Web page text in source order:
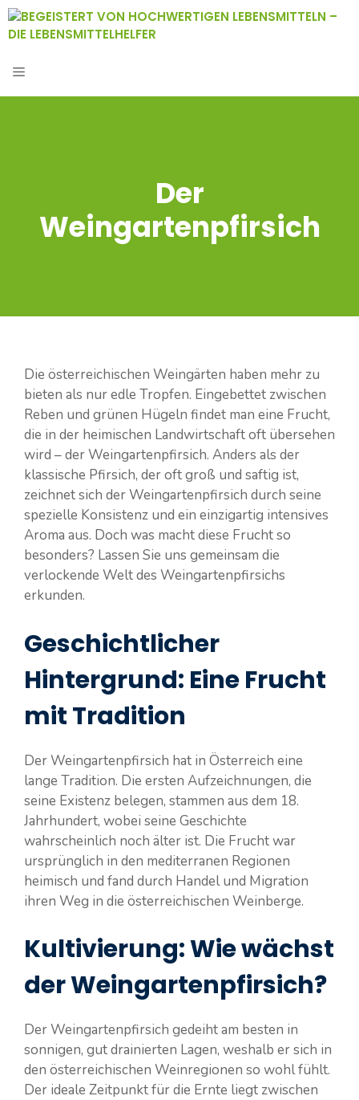
Zum
Inhalt
MENÜ
Der
Weingartenpfirsich
Die österreichischen Weingärten haben mehr zu
bieten als nur edle Tropfen. Eingebettet zwischen
Reben und grünen Hügeln findet man eine Frucht,
die in der heimischen Landwirtschaft oft übersehen
wird – der Weingartenpfirsich. Anders als der
klassische Pfirsich, der oft groß und saftig ist,
zeichnet sich der Weingartenpfirsich durch seine
spezielle Konsistenz und ein einzigartig intensives
Aroma aus. Doch was macht diese Frucht so
besonders? Lassen Sie uns gemeinsam die
verlockende Welt des Weingartenpfirsichs
erkunden.
Geschichtlicher
Hintergrund: Eine Frucht
mit Tradition
Der Weingartenpfirsich hat in Österreich eine
lange Tradition. Die ersten Aufzeichnungen, die
seine Existenz belegen, stammen aus dem 18.
Jahrhundert, wobei seine Geschichte
wahrscheinlich noch älter ist. Die Frucht war
ursprünglich in den mediterranen Regionen
heimisch und fand durch Handel und Migration
ihren Weg in die österreichischen Weinberge.
Kultivierung: Wie wächst
der Weingartenpfirsich?
Der Weingartenpfirsich gedeiht am besten in
sonnigen, gut drainierten Lagen, weshalb er sich in
den österreichischen Weinregionen so wohl fühlt.
Der ideale Zeitpunkt für die Ernte liegt zwischen